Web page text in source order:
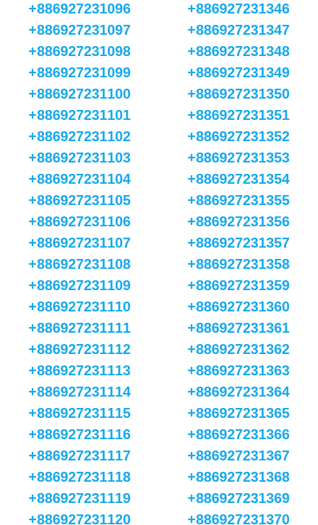
+886927231096
+886927231097
+886927231098
+886927231099
+886927231100
+886927231101
+886927231102
+886927231103
+886927231104
+886927231105
+886927231106
+886927231107
+886927231108
+886927231109
+886927231110
+886927231111
+886927231112
+886927231113
+886927231114
+886927231115
+886927231116
+886927231117
+886927231118
+886927231119
+886927231120
+886927231346
+886927231347
+886927231348
+886927231349
+886927231350
+886927231351
+886927231352
+886927231353
+886927231354
+886927231355
+886927231356
+886927231357
+886927231358
+886927231359
+886927231360
+886927231361
+886927231362
+886927231363
+886927231364
+886927231365
+886927231366
+886927231367
+886927231368
+886927231369
+886927231370